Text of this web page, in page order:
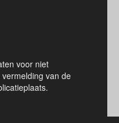
voor niet
van de